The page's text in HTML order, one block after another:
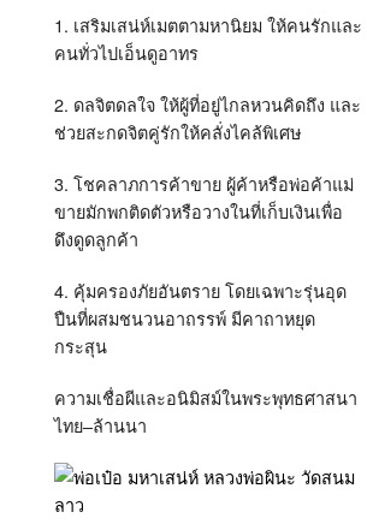
1. เสริมเสน่ห์เมตตามหานิยม ให้คนรักและ
คนทั่วไปเอ็นดูอาทร
2. ดลจิตดลใจ ให้ผู้ที่อยู่ไกลหวนคิดถึง และ
ช่วยสะกดจิตคู่รักให้คลั่งไคล้พิเศษ
3. โชคลาภการค้าขาย ผู้ค้าหรือพ่อค้าแม่
ขายมักพกติดตัวหรือวางในที่เก็บเงินเพื่อ
ดึงดูดลูกค้า
4. คุ้มครองภัยอันตราย โดยเฉพาะรุ่นอุด
ปืนที่ผสมชนวนอาถรรพ์ มีคาถาหยุด
กระสุน
ความเชื่อผีและอนิมิสม์ในพระพุทธศาสนา
ไทย–ล้านนา